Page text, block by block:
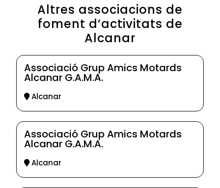
Altres associacions de
foment d’activitats de
Alcanar
Associació Grup Amics Motards
Alcanar G.A.M.A.
Alcanar
Associació Grup Amics Motards
Alcanar G.A.M.A.
Alcanar